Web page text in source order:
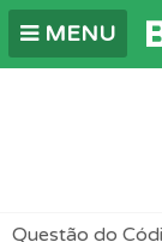
MENU
Questão do